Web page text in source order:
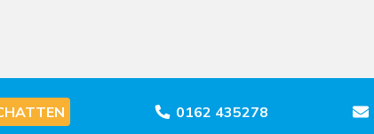
0162 435278